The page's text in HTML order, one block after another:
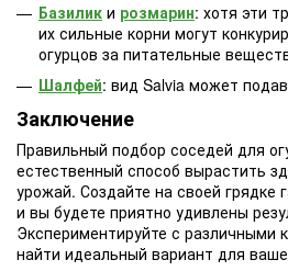
Базилик и розмарин: хотя эти
их сильные корни могут
огурцов за питательные
Шалфей: вид Salvia может
Заключение
Правильный подбор соседей для
естественный способ вырастить
урожай. Создайте на своей грядке
и вы будете приятно удивлены
Экспериментируйте с различными
найти идеальный вариант для